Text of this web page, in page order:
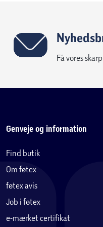
Få vores
Genveje og information
Find butik
Om føtex
føtex avis
Job i føtex
e-mærket certifikat